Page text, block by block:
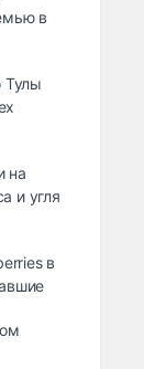
в
Тулы
на
и угля
в